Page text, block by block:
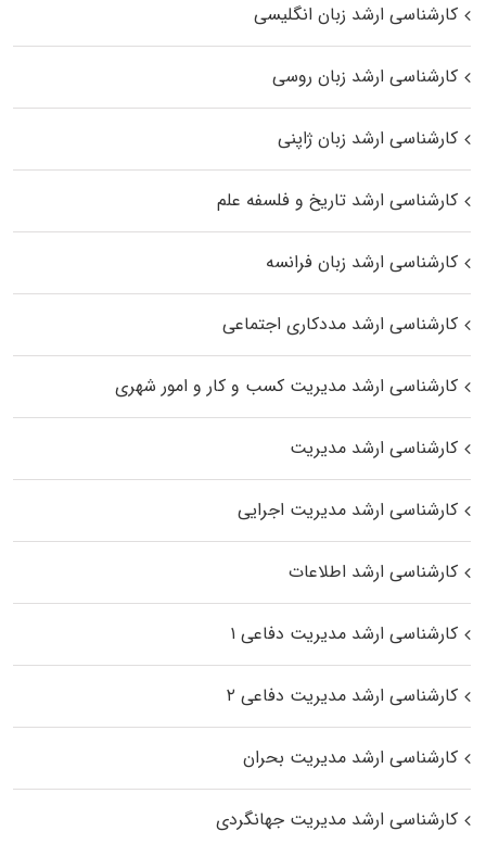
کارشناسی ارشد زبان انگلیسی
کارشناسی ارشد زبان روسی
کارشناسی ارشد زبان ژاپنی
کارشناسی ارشد تاریخ و فلسفه علم
کارشناسی ارشد زبان فرانسه
کارشناسی ارشد مددکاری اجتماعی
کارشناسی ارشد مدیریت کسب و کار و امور شهری
کارشناسی ارشد مدیریت
کارشناسی ارشد مدیریت اجرایی
کارشناسی ارشد اطلاعات
کارشناسی ارشد مدیریت دفاعی ۱
کارشناسی ارشد مدیریت دفاعی ۲
کارشناسی ارشد مدیریت بحران
کارشناسی ارشد مدیریت جهانگردی